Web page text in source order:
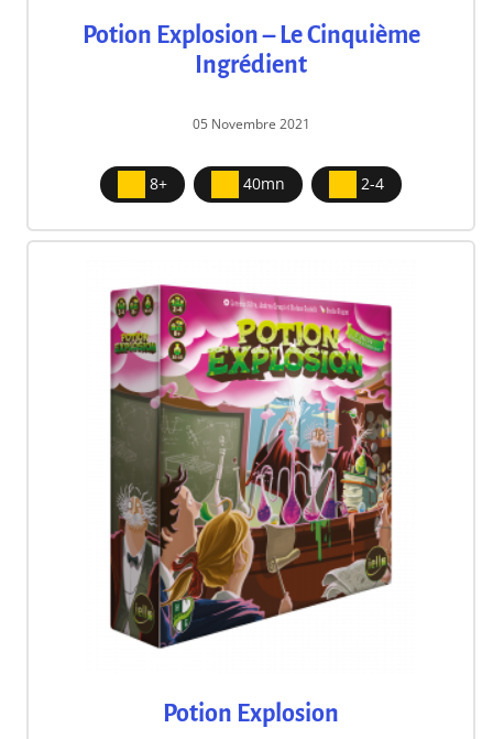
Potion Explosion – Le Cinquième
Ingrédient
05 Novembre 2021
8+ 40mn 2-4
Potion Explosion